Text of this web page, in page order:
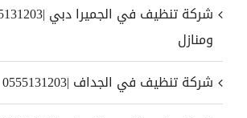
ومنازل
شركة تنظيف في الجداف |0555131203